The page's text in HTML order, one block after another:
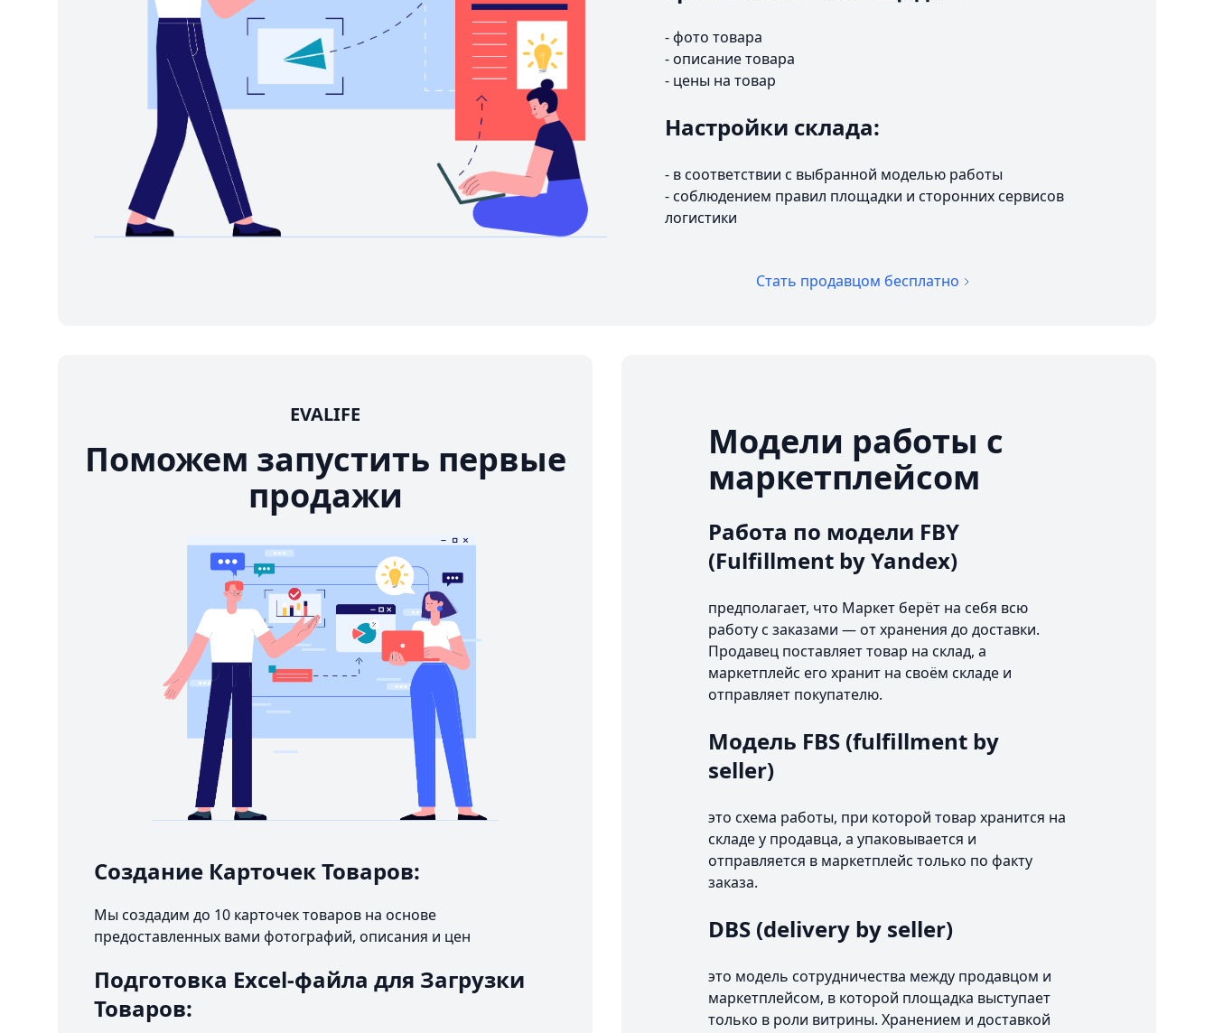
- фото товара
- описание товара
- цены на товар
Настройки склада:
- в соответствии с выбранной моделью работы
- соблюдением правил площадки и сторонних сервисов
логистики
Стать продавцом бесплатно
EVALIFE
Поможем запустить первые
продажи
Создание Карточек Товаров:
Мы создадим до 10 карточек товаров на основе
предоставленных вами фотографий, описания и цен
Подготовка Excel-файла для Загрузки
Товаров:
Модели работы с
маркетплейсом
Работа по модели FBY
(Fulfillment by Yandex)
предполагает, что Маркет берёт на себя всю
работу с заказами — от хранения до доставки.
Продавец поставляет товар на склад, а
маркетплейс его хранит на своём складе и
отправляет покупателю.
Модель FBS (fulfillment by
seller)
это схема работы, при которой товар хранится на
складе у продавца, а упаковывается и
отправляется в маркетплейс только по факту
заказа.
DBS (delivery by seller)
это модель сотрудничества между продавцом и
маркетплейсом, в которой площадка выступает
только в роли витрины. Хранением и доставкой